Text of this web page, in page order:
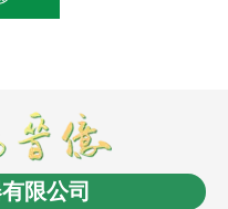
安装 商业电子秤
反制 沈阳油浸式变压
限公司